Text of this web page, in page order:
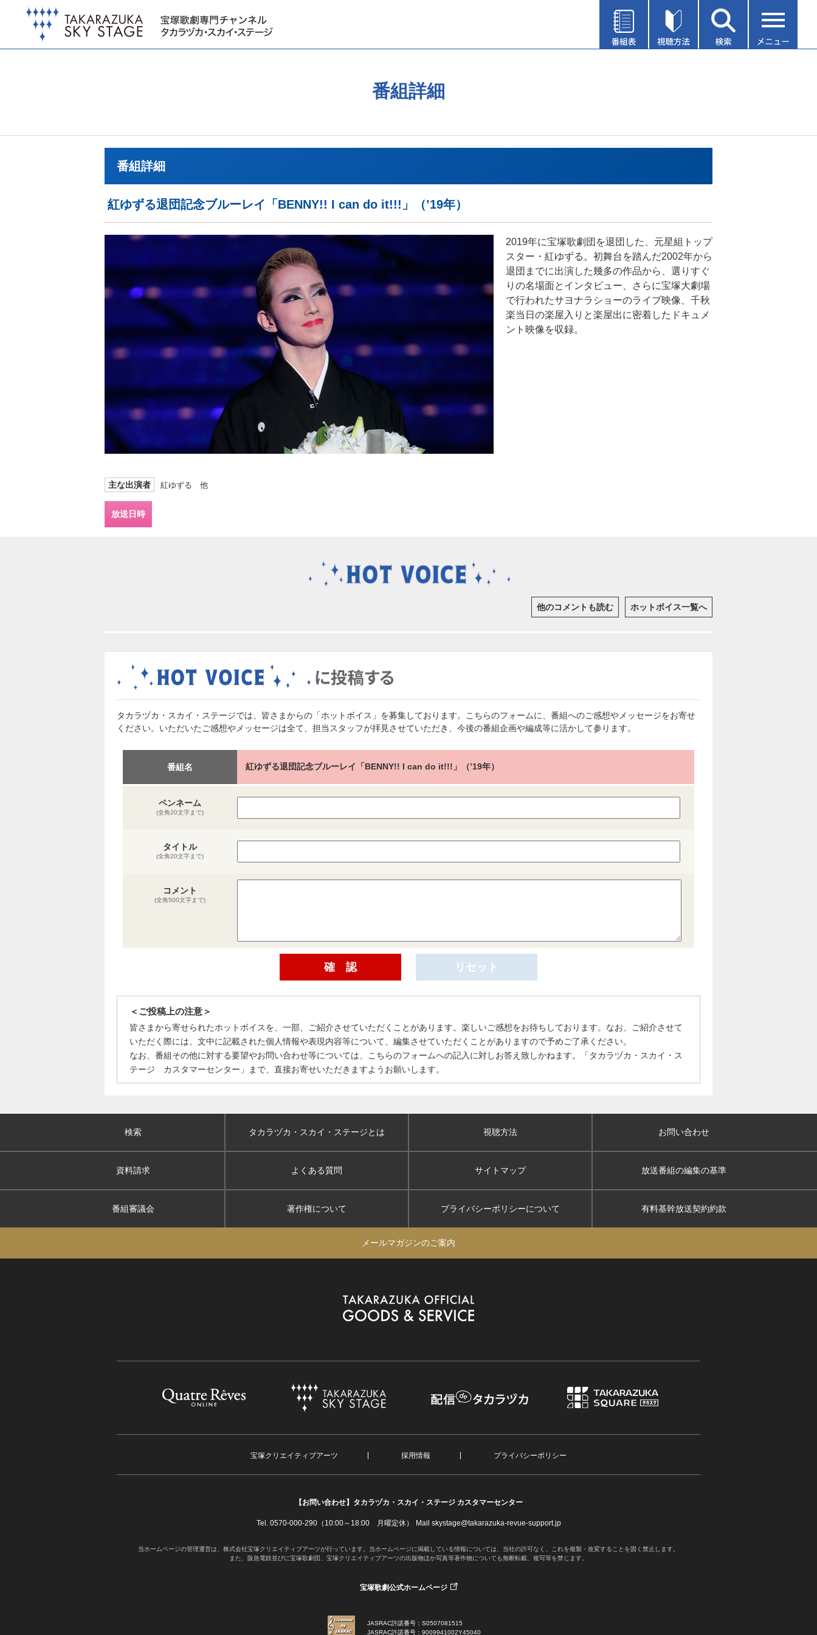
番組詳細
番組詳細
紅ゆずる退団記念ブルーレイ「BENNY!! I can do it!!!」（’19年）
2019年に宝塚歌劇団を退団した、元星組トップ
スター・紅ゆずる。初舞台を踏んだ2002年から
退団までに出演した幾多の作品から、選りすぐ
りの名場面とインタビュー、さらに宝塚大劇場
で行われたサヨナラショーのライブ映像、千秋
楽当日の楽屋入りと楽屋出に密着したドキュメ
ント映像を収録。
主な出演者 紅ゆずる 他
放送日時
他のコメントも読む ホットボイス一覧へ
タカラヅカ・スカイ・ステージでは、皆さまからの「ホットボイス」を募集しております。こちらのフォームに、番組へのご感想やメッセージをお寄せ
ください。いただいたご感想やメッセージは全て、担当スタッフが拝見させていただき、今後の番組企画や編成等に活かして参ります。
番組名 紅ゆずる退団記念ブルーレイ「BENNY!! I can do it!!!」（’19年）
ペンネーム
(全角20文字まで)
タイトル
(全角20文字まで)
コメント
(全角500文字まで)
＜ご投稿上の注意＞
皆さまから寄せられたホットボイスを、一部、ご紹介させていただくことがあります。楽しいご感想をお待ちしております。なお、ご紹介させて
いただく際には、文中に記載された個人情報や表現内容等について、編集させていただくことがありますので予めご了承ください。
なお、番組その他に対する要望やお問い合わせ等については、こちらのフォームへの記入に対しお答え致しかねます。「タカラヅカ・スカイ・ス
テージ カスタマーセンター」まで、直接お寄せいただきますようお願いします。
検索 タカラヅカ・スカイ ・ステージとは 視聴方法 お問い合わせ
資料請求 よくある質問 サイトマップ 放送番組の編集の基準
番組審議会 著作権について プライバシーポリシーについて 有料基幹放送契約約款
メールマガジンのご案内
宝塚クリエイティブアーツ 採用情報 プライバシーポリシー
【お問い合わせ】 タカラヅカ・スカイ・ステージ カスタマーセンター
Tel. 0570-000-290（10:00～18:00 月曜定休） Mail skystage@takarazuka-revue-support.jp
当ホームページの管理運営は、株式会社宝塚クリエイティブアーツが行っています。当ホームページに掲載している情報については、当社の許可なく、これを複製・改変することを固く禁止します。
また、阪急電鉄並びに宝塚歌劇団、宝塚クリエイティブアーツの出版物ほか写真等著作物についても無断転載、複写等を禁じます。
宝塚歌劇公式ホームページ
JASRAC許諾番号：S0507081515
JASRAC許諾番号：9009941002Y45040